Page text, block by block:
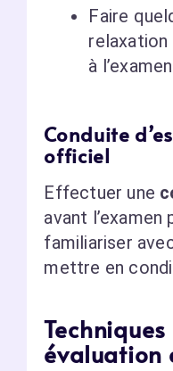
Faire
relaxation
à
Conduite
officiel
Effectuer une
avant
familiariser
mettre en
Techniques
évaluation